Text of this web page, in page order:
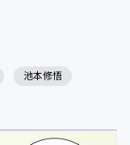
池本修悟